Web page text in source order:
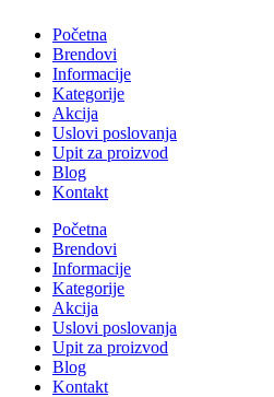
Početna
Brendovi
Informacije
Kategorije
Akcija
Uslovi poslovanja
Upit za proizvod
Blog
Kontakt
Početna
Brendovi
Informacije
Kategorije
Akcija
Uslovi poslovanja
Upit za proizvod
Blog
Kontakt